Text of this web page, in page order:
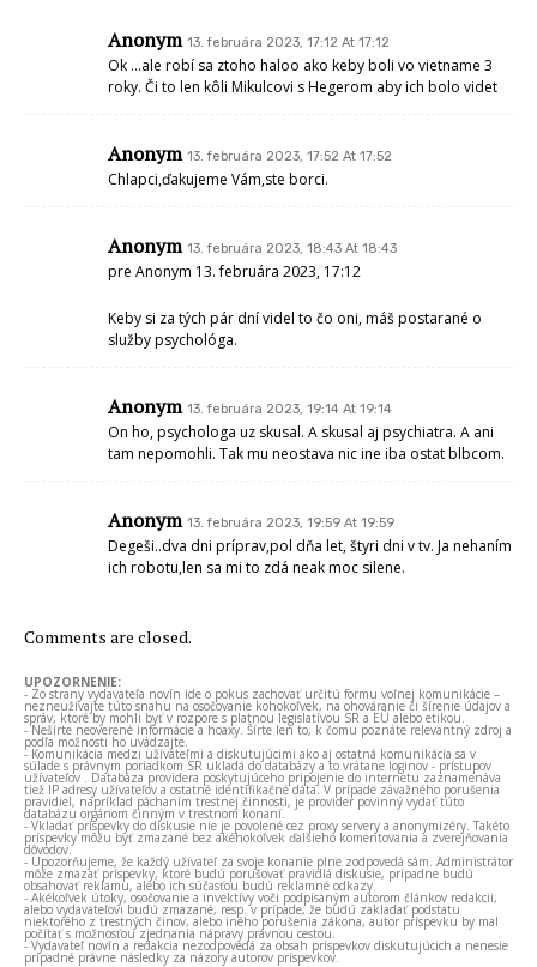
Anonym 13. februára 2023, 17:12 At 17:12
Ok …ale robí sa ztoho haloo ako keby boli vo vietname 3
roky. Či to len kôli Mikulcovi s Hegerom aby ich bolo videt
Anonym 13. februára 2023, 17:52 At 17:52
Chlapci,ďakujeme Vám,ste borci.
Anonym 13. februára 2023, 18:43 At 18:43
pre Anonym 13. februára 2023, 17:12
Keby si za tých pár dní videl to čo oni, máš postarané o
služby psychológa.
Anonym 13. februára 2023, 19:14 At 19:14
On ho, psychologa uz skusal. A skusal aj psychiatra. A ani
tam nepomohli. Tak mu neostava nic ine iba ostat blbcom.
Anonym 13. februára 2023, 19:59 At 19:59
Degeši..dva dni príprav,pol dňa let, štyri dni v tv. Ja nehaním
ich robotu,len sa mi to zdá neak moc silene.
Comments are closed.
UPOZORNENIE:
- Zo strany vydavateľa novín ide o pokus zachovať určitú formu voľnej komunikácie –
nezneužívajte túto snahu na osočovanie kohokoľvek, na ohováranie či šírenie údajov a
správ, ktoré by mohli byť v rozpore s platnou legislatívou SR a EÚ alebo etikou.
- Nešírte neoverené informácie a hoaxy. Šírte len to, k čomu poznáte relevantný zdroj a
podľa možnosti ho uvádzajte.
- Komunikácia medzi užívateľmi a diskutujúcimi ako aj ostatná komunikácia sa v
súlade s právnym poriadkom SR ukladá do databázy a to vrátane loginov - prístupov
užívateľov . Databáza providera poskytujúceho pripojenie do internetu zaznamenáva
tiež IP adresy užívateľov a ostatné identifikačné dáta. V prípade závažného porušenia
pravidiel, napríklad páchaním trestnej činnosti, je provider povinný vydať túto
databázu orgánom činným v trestnom konaní.
- Vkladať príspevky do diskusie nie je povolené cez proxy servery a anonymizéry. Takéto
príspevky môžu byť zmazané bez akéhokoľvek ďalšieho komentovania a zverejňovania
dôvodov.
- Upozorňujeme, že každý užívateľ za svoje konanie plne zodpovedá sám. Administrátor
môže zmazať príspevky, ktoré budú porušovať pravidlá diskusie, prípadne budú
obsahovať reklamu, alebo ich súčasťou budú reklamné odkazy.
- Akékoľvek útoky, osočovanie a invektívy voči podpísaným autorom článkov redakcii,
alebo vydavateľovi budú zmazané, resp. v prípade, že budú zakladať podstatu
niektorého z trestných činov, alebo iného porušenia zákona, autor príspevku by mal
počítať s možnosťou zjednania nápravy právnou cestou.
- Vydavateľ novín a redakcia nezodpovedá za obsah príspevkov diskutujúcich a nenesie
prípadné právne následky za názory autorov príspevkov.